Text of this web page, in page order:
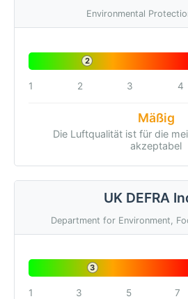
Environmental
2
1 2 3 4
Mäßig
Die Luftqualität ist für die
akzeptabel
UK DEFRA
Department for Environment,
3
1 3 5 7